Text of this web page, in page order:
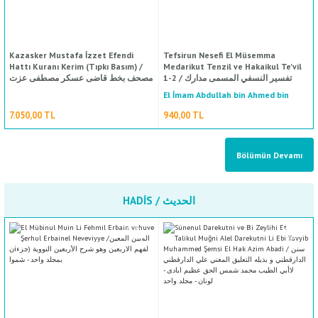
El-Allame Sadettin Et-Taftazani / العلامة سعد الدين التفتازاني
493,50 TL
%50
indirim
Kazasker Mustafa İzzet Efendi
Hattı Kuranı Kerim (Tıpkı Basım) /
مصحف بخط قاضى عسكر مصطفى عزت
7.050,00 TL
Tefsirun Nesefi El Müsemma
Medarikut Tenzil ve Hakaikul Te'vil
1-2 / تفسير النسفي المسمى مدارك
El İmam Abdullah bin Ahmed bin
Mahmud El Nesefi / الإمام عبد الله أحمد
محمود النسفي
940,00 TL
Bölümün Devamı
HADİS / الحديث